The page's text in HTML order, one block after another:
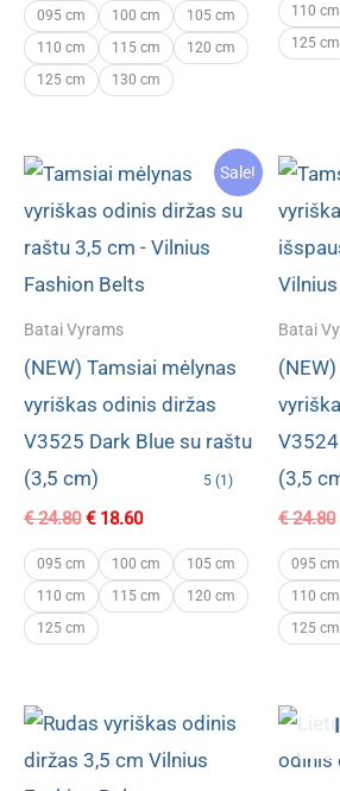
095 cm 100 cm
105 cm
110 cm
115 cm
120 cm
125 cm
130 cm
110 cm
125 cm
Sale!
Batai Vyrams
(NEW) Tamsiai mėlynas
vyriškas odinis diržas
V3525 Dark Blue su raštu
(3,5 cm)
5 (1)
€24.80 Original
was:
€ 24.80.
€18.60Current
is:
€ 18.60.
095 cm 100 cm
105 cm
110 cm
115 cm
120 cm
125 cm
Batai
(3,5
€24.80
095 cm
110 cm
125 cm